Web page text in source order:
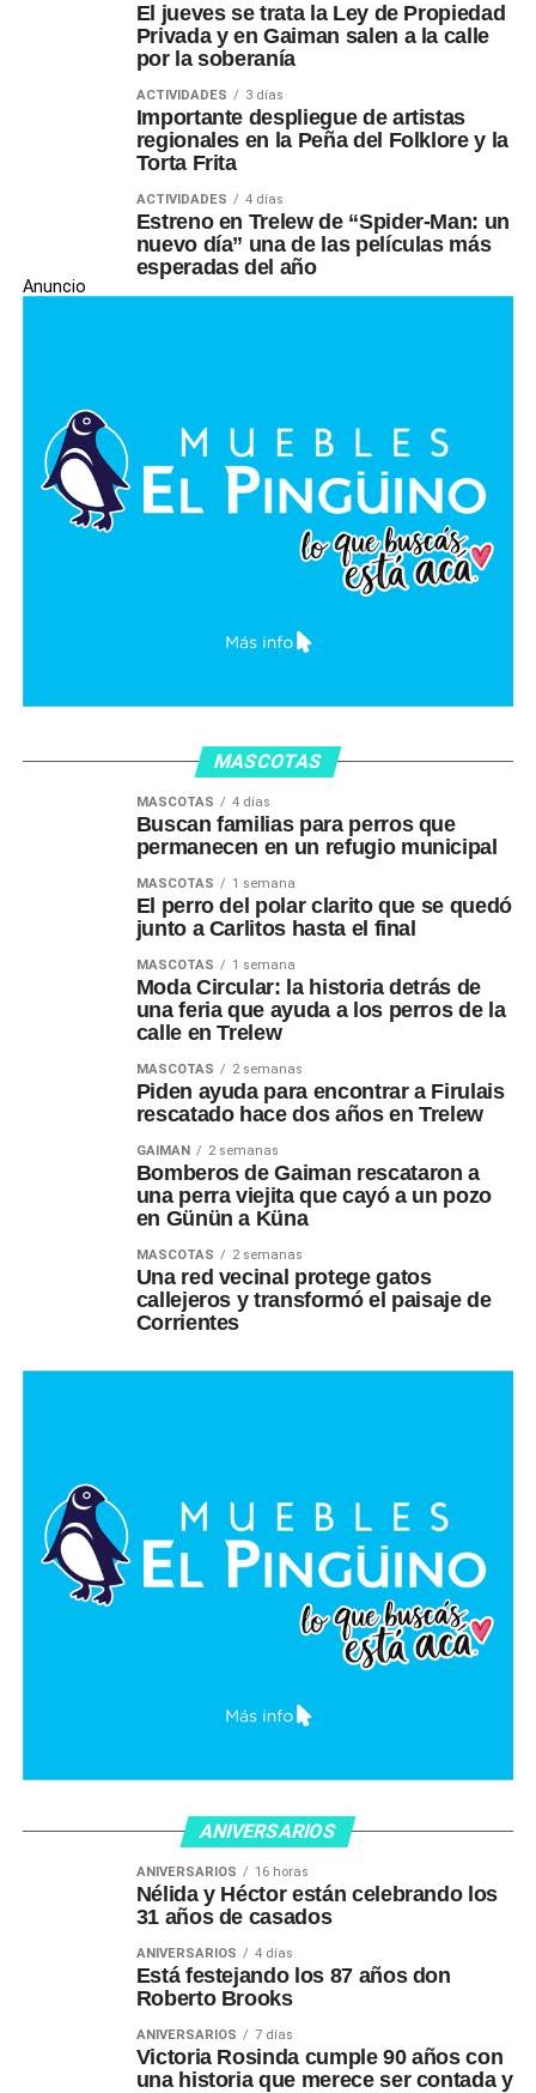
El jueves se trata la Ley de Propiedad
Privada y en Gaiman salen a la calle
por la soberanía
ACTIVIDADES 3 días
Importante despliegue de artistas
regionales en la Peña del Folklore y la
Torta Frita
ACTIVIDADES 4 días
Estreno en Trelew de “Spider-Man: un
nuevo día” una de las películas más
esperadas del año
Anuncio
MASCOTAS
MASCOTAS 4 días
Buscan familias para perros que
permanecen en un refugio municipal
MASCOTAS 1 semana
El perro del polar clarito que se quedó
junto a Carlitos hasta el final
MASCOTAS 1 semana
Moda Circular: la historia detrás de
una feria que ayuda a los perros de la
calle en Trelew
MASCOTAS 2 semanas
Piden ayuda para encontrar a Firulais
rescatado hace dos años en Trelew
GAIMAN 2 semanas
Bomberos de Gaiman rescataron a
una perra viejita que cayó a un pozo
en Günün a Küna
MASCOTAS 2 semanas
Una red vecinal protege gatos
callejeros y transformó el paisaje de
Corrientes
ANIVERSARIOS
ANIVERSARIOS 16 horas
Nélida y Héctor están celebrando los
31 años de casados
ANIVERSARIOS 4 días
Está festejando los 87 años don
Roberto Brooks
ANIVERSARIOS 7 días
Victoria Rosinda cumple 90 años con
una historia que merece ser contada y